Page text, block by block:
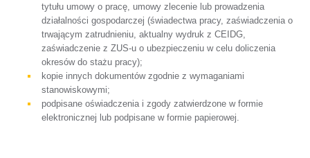
tytułu umowy o pracę, umowy zlecenie lub prowadzenia
działalności gospodarczej (świadectwa pracy, zaświadczenia o
trwającym zatrudnieniu, aktualny wydruk z CEIDG,
zaświadczenie z ZUS-u o ubezpieczeniu w celu doliczenia
okresów do stażu pracy);
kopie innych dokumentów zgodnie z wymaganiami
stanowiskowymi;
podpisane oświadczenia i zgody zatwierdzone w formie
elektronicznej lub podpisane w formie papierowej.